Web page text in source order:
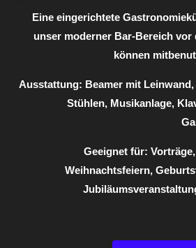
Eine eingerichtete
unser moderner Bar-Bereich vor
können
Ausstattung: Beamer mit
Stühlen, Musikanlage,
Geeignet für:
Weihnachtsfeiern,